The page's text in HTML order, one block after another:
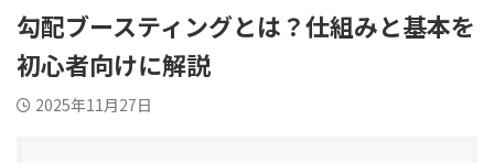
勾配ブースティングとは？仕組みと基本を
初心者向けに解説
2025年11月27日